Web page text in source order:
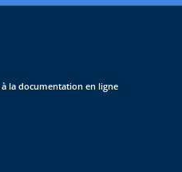
la documentation en ligne